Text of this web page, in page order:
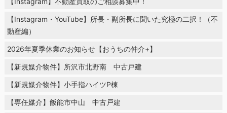
【Instagram・YouTube】所長・副所長に聞いた究極の二択！（不
動産編）
2026年夏季休業のお知らせ【おうちの仲介+】
【新規媒介物件】所沢市北野南 中古戸建
【新規媒介物件】小手指ハイツP棟
【専任媒介】飯能市中山 中古戸建